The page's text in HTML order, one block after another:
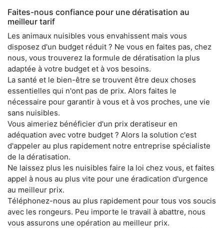
Faites-nous confiance pour une dératisation au
meilleur tarif
Les animaux nuisibles vous envahissent mais vous
disposez d'un budget réduit ? Ne vous en faites pas, chez
nous, vous trouverez la formule de dératisation la plus
adaptée à votre budget et à vos besoins.
La santé et le bien-être se trouvent être deux choses
essentielles qui n'ont pas de prix. Alors faites le
nécessaire pour garantir à vous et à vos proches, une vie
sans nuisibles.
Vous aimeriez bénéficier d'un prix deratiseur en
adéquation avec votre budget ? Alors la solution c'est
d'appeler au plus rapidement notre entreprise spécialiste
de la dératisation.
Ne laissez plus les nuisibles faire la loi chez vous, et faites
appel à nous au plus vite pour une éradication d'urgence
au meilleur prix.
Téléphonez-nous au plus rapidement pour tous vos soucis
avec les rongeurs. Peu importe le travail à abattre, nous
vous assurons une opération au meilleur prix.